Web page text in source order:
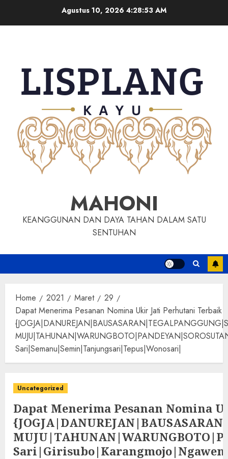
Agustus 10, 2026 4:28:54 AM
MAHONI
KEANGGUNAN DAN DAYA TAHAN DALAM SATU
SENTUHAN
Home 2021 Maret
29
Dapat Menerima Pesanan Nomina Ukir Jati Perhutani Terbaik
Sari|Semanu|Semin|Tanjungsari|Tepus|Wonosari|
Uncategorized
Dapat Menerima Pesanan Nomina